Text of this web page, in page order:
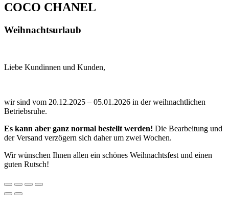
COCO CHANEL
Weihnachtsurlaub
Liebe Kundinnen und Kunden,
wir sind vom 20.12.2025 – 05.01.2026 in der weihnachtlichen
Betriebsruhe.
Es kann aber ganz normal bestellt werden! Die Bearbeitung und
der Versand verzögern sich daher um zwei Wochen.
Wir wünschen Ihnen allen ein schönes Weihnachtsfest und einen
guten Rutsch!